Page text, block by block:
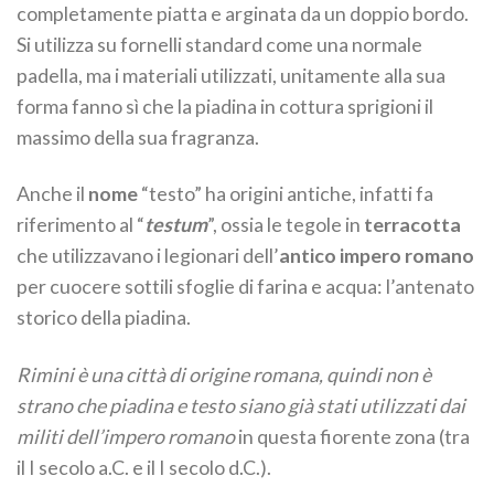
completamente piatta e arginata da un doppio bordo.
Si utilizza su fornelli standard come una normale
padella, ma i materiali utilizzati, unitamente alla sua
forma fanno sì che la piadina in cottura sprigioni il
massimo della sua fragranza.
Anche il nome“testo” ha origini antiche, infatti fa
riferimento al “testum”, ossia le tegole in terracotta
che utilizzavano i legionari dell’antico impero romano
per cuocere sottili sfoglie di farina e acqua: l’antenato
storico della piadina.
Rimini è una città di origine romana, quindi non è
strano che piadina e testo siano già stati utilizzati dai
militi dell’impero romanoin questa fiorente zona (tra
il I secolo a.C. e il I secolo d.C.).